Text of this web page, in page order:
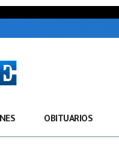
OBITUARIOS